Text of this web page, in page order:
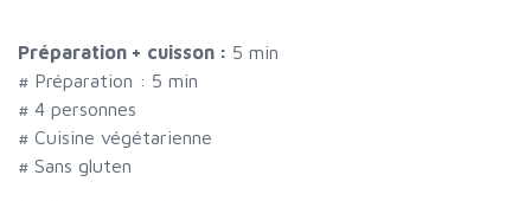
Préparation + cuisson : 5 min
# Préparation : 5 min
# 4 personnes
# Cuisine végétarienne
# Sans gluten